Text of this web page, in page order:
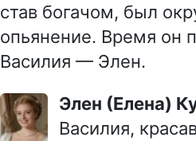
став богачом, был
опьянение. Время он
Василия — Элен.
Элен (Елена)
Василия,